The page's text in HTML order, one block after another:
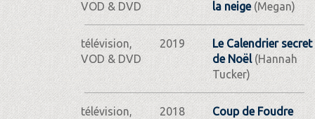
VOD & DVD
la neige(Megan)
télévision,
VOD & DVD
2019
Le Calendrier secret
de Noël(Hannah
Tucker)
télévision,
2018
Coup de Foudre